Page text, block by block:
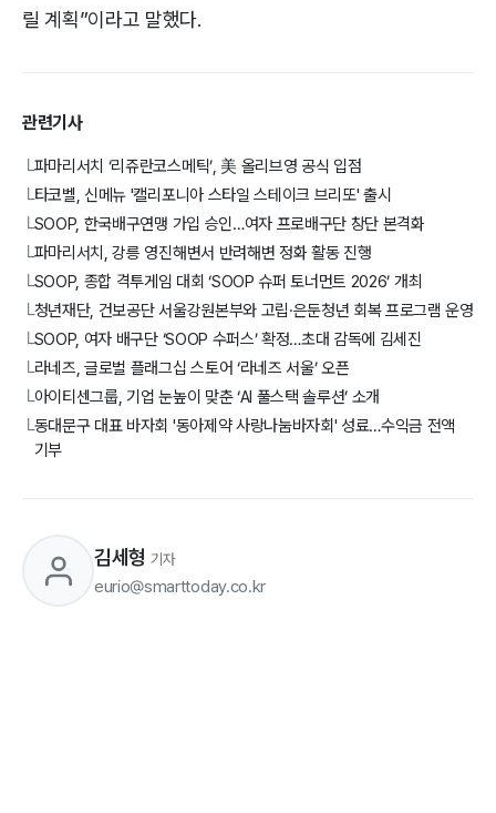
릴 계획”이라고 말했다.
관련기사
└파마리서치 ‘리쥬란코스메틱’, 美 올리브영 공식 입점
└타코벨, 신메뉴 '캘리포니아 스타일 스테이크 브리또' 출시
└SOOP, 한국배구연맹 가입 승인…여자 프로배구단 창단 본격화
└파마리서치, 강릉 영진해변서 반려해변 정화 활동 진행
└SOOP, 종합 격투게임 대회 ‘SOOP 슈퍼 토너먼트 2026’ 개최
└청년재단, 건보공단 서울강원본부와 고립·은둔청년 회복 프로그램 운영
└SOOP, 여자 배구단 ‘SOOP 수퍼스’ 확정…초대 감독에 김세진
└라네즈, 글로벌 플래그십 스토어 ‘라네즈 서울’ 오픈
└아이티센그룹, 기업 눈높이 맞춘 ‘AI 풀스택 솔루션’ 소개
└동대문구 대표 바자회 '동아제약 사랑나눔바자회' 성료…수익금 전액
기부
김세형 기자
eurio@smarttoday.co.kr